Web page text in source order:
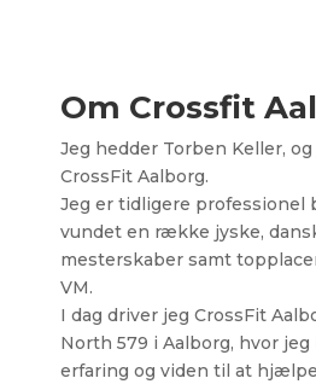
Om Crossfit
Jeg hedder Torben Keller,
CrossFit Aalborg.
Jeg er tidligere professionel
vundet en række jyske,
mesterskaber samt
VM.
I dag driver jeg CrossFit
North 579 i Aalborg, hvor
erfaring og viden til at